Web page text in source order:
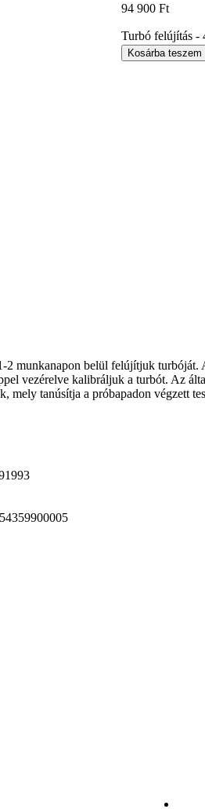
94 900Ft
Turbó felújítás -
Kosárba teszem
munkanapon belül felújítjuk
vezérelve kalibráljuk a turbót. Az
tanúsítja a próbapadon végzett